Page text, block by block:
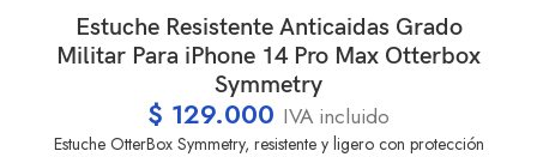
Estuche Resistente Anticaidas Grado
Militar Para iPhone 14 Pro Max Otterbox
Symmetry
$ 129.000 IVA incluido
Estuche OtterBox Symmetry, resistente y ligero con protección